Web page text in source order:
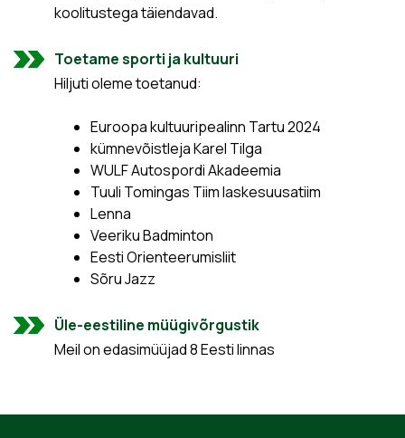
koolitustega täiendavad.
Toetame sporti ja kultuuri
Hiljuti oleme toetanud:
Euroopa kultuuripealinn Tartu 2024
kümnevõistleja Karel Tilga
WULF Autospordi Akadeemia
Tuuli Tomingas Tiim laskesuusatiim
Lenna
Veeriku Badminton
Eesti Orienteerumisliit
Sõru Jazz
Üle-eestiline müügivõrgustik
Meil on edasimüüjad 8 Eesti linnas